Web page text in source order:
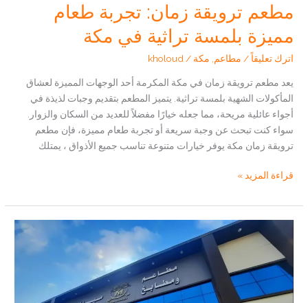
مطعم ترويقة زمان: تجربة طعام
مميزة بلمسة تراثية في مكة
اترك تعليقاً / مطاعم مكة /
kholoud
يعد مطعم ترويقة زمان في مكة المكرمة أحد الوجهات المميزة لعشاق
المأكولات الشهية بلمسة تراثية. يتميز المطعم بتقديم وجبات لذيذة في
أجواء عائلية مريحة، مما جعله خيارًا مفضلاً للعديد من السكان والزوار.
سواء كنت تبحث عن وجبة سريعة أو تجربة طعام مميزة، فإن مطعم
ترويقة زمان مكة يوفر خيارات متنوعة تناسب جميع الأذواق ، يمتلك
مطعم
زمان:
تجربة
مميزة
بلمسة
تراثية
قراءة المزيد »